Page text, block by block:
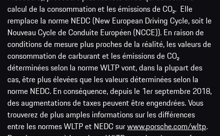
calcul de la consommation et les émissions de CO₂. Elle
remplace la norme NEDC (New European Driving Cycle, soit le
Nouveau Cycle de Conduite Européen (NCCE)). En raison de
conditions de mesure plus proches de la réalité, les valeurs de
consommation de carburant et les émissions de CO₂
déterminées selon la norme WLTP vont, dans la plupart des
cas, être plus élevées que les valeurs déterminées selon la
norme NEDC. En conséquence, depuis le 1er septembre 2018,
des augmentations de taxes peuvent être engendrées. Vous
trouverez de plus amples informations sur les différences
entre les normes WLTP et NEDC surwww.porsche.com/wltp.